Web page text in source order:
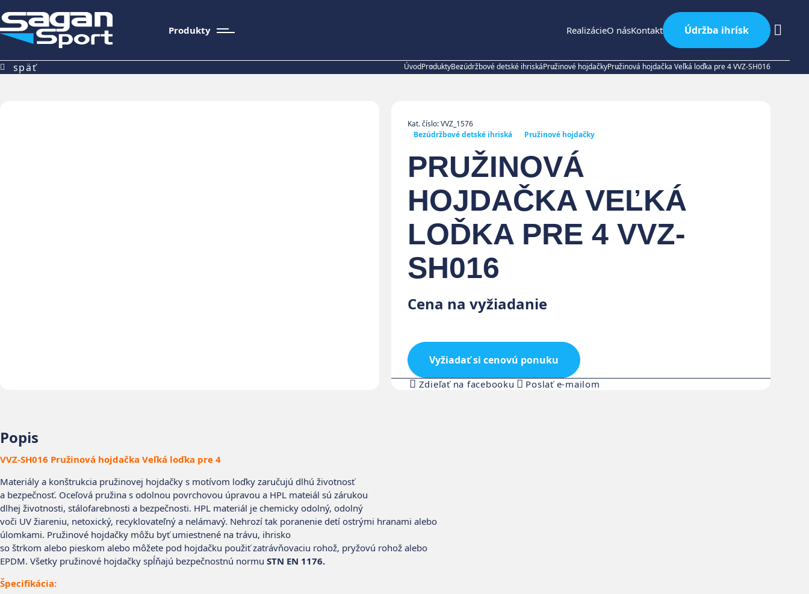
Produkty RealizácieO násKontakt Údržba ihrísk
späť ÚvodProduktyBezúdržbové detské ihriskáPružinové hojdačkyPružinová hojdačka Veľká loďka pre 4 VVZ-SH016
Kat. číslo: VVZ_1576
Bezúdržbové detské ihriská
Pružinové hojdačky
PRUŽINOVÁ
HOJDAČKA VEĽKÁ
LOĎKA PRE 4 VVZ-
SH016
Cena na vyžiadanie
Vyžiadať si cenovú ponuku
Zdieľať na facebooku Poslať e-mailom
Popis
VVZ-SH016 Pružinová hojdačka Veľká loďka pre 4
Materiály a konštrukcia pružinovej hojdačky s motívom loďky zaručujú dlhú životnosť
a bezpečnosť. Oceľová pružina s odolnou povrchovou úpravou a HPL mateiál sú zárukou
dlhej životnosti, stálofarebnosti a bezpečnosti. HPL materiál je chemicky odolný, odolný
voči UV žiareniu, netoxický, recyklovateľný a nelámavý. Nehrozí tak poranenie detí ostrými hranami alebo
úlomkami. Pružinové hojdačky môžu byť umiestnené na trávu, ihrisko
so štrkom alebo pieskom alebo môžete pod hojdačku použiť zatrávňovaciu rohož, pryžovú rohož alebo
EPDM. Všetky pružinové hojdačky spĺňajú bezpečnostnú normu STN EN 1176.
Špecifikácia: